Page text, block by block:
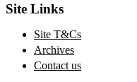
Site Links
Site T&Cs
Archives
Contact us